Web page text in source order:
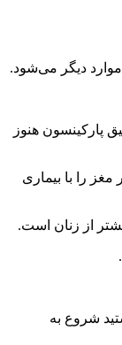
دیگر می‌شود.
پارکینسون هنوز
را با بیماری
از زنان است.
شروع به